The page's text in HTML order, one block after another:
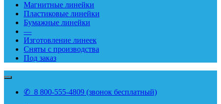
Магнитные линейки
Пластиковые линейки
Бумажные линейки
—
Изготовление линеек
Сняты с производства
Под заказ
✆ 8 800-555-4809 (звонок бесплатный)